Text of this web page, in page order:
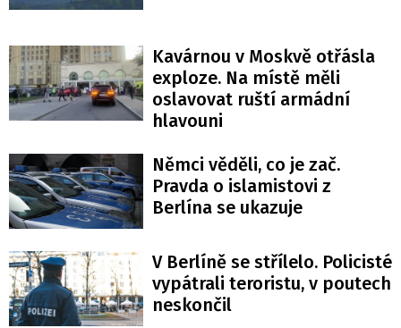
Kavárnou v Moskvě otřásla
exploze. Na místě měli
oslavovat ruští armádní
hlavouni
Němci věděli, co je zač.
Pravda o islamistovi z
Berlína se ukazuje
V Berlíně se střílelo. Policisté
vypátrali teroristu, v poutech
neskončil